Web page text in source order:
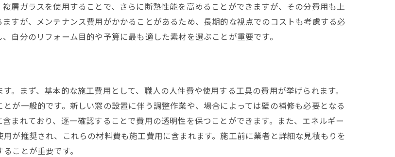
を保つためのメンテナンス
率を高める窓リフォームの費用と効果
ー効率の高い窓の特徴
がもたらす経済効果
ー消費の削減事例
視点で見る窓リフォーム
リフォームプロセスをスムーズに進める方法
層ガラスを使用することで、さらに断熱性能を高めることができますが、その分費用も上
すが、メンテナンス費用がかかることがあるため、長期的な視点でのコストも考慮する必
自分のリフォーム目的や予算に最も適した素材を選ぶことが重要です。
。まず、基本的な施工費用として、職人の人件費や使用する工具の費用が挙げられます。
が一般的です。新しい窓の設置に伴う調整作業や、場合によっては壁の補修も必要となる
まれており、逐一確認することで費用の透明性を保つことができます。また、エネルギー
が推奨され、これらの材料費も施工費用に含まれます。施工前に業者と詳細な見積もりを
ことが重要です。